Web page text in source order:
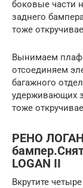
боковые части
заднего
тоже
Вынимаем
отсоединяем
багажного
удерживающих
тоже
РЕНО
LOGAN II
Вкрутите